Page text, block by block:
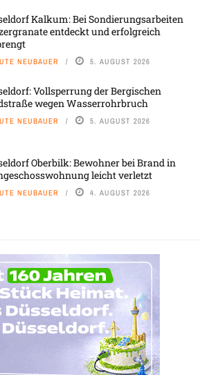
Kalkum: Bei Sondierungsarbeiten
entdeckt und erfolgreich
UTE NEUBAUER 5. AUGUST 2026
Vollsperrung der Bergischen
wegen Wasserrohrbruch
UTE NEUBAUER 5. AUGUST 2026
Oberbilk: Bewohner bei Brand in
leicht verletzt
UTE NEUBAUER 4. AUGUST 2026